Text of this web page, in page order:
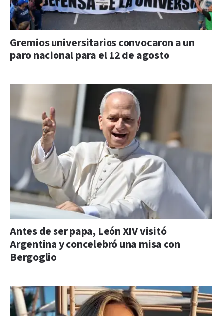
Gremios universitarios convocaron a un
paro nacional para el 12 de agosto
Antes de ser papa, León XIV visitó
Argentina y concelebró una misa con
Bergoglio